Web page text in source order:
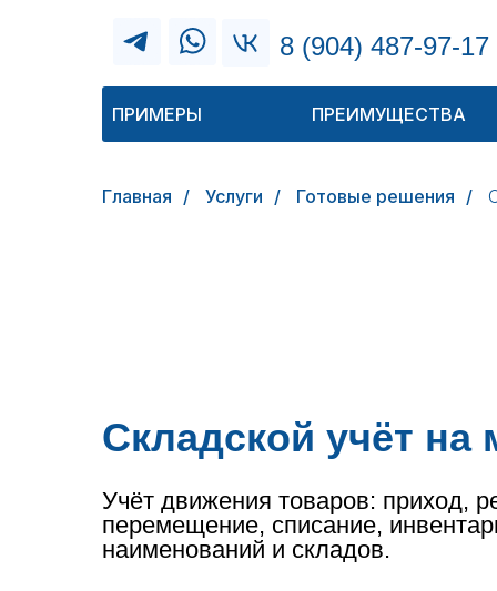
ПРЕИМУЩЕСТВА
ПРИМЕРЫ
8 (904) 487-97-17
Главная / Услуги / Готовые решения /
Складской учёт на
Учёт движения товаров: приход,
перемещение, списание,
наименований и складов.